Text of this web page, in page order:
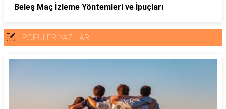
Beleş Maç İzleme Yöntemleri ve İpuçları
POPÜLER YAZILAR